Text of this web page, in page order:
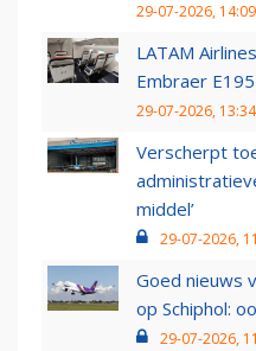
29-07-2026, 14:09
LATAM
Embraer
29-07-2026, 13:34
Verscherpt
middel’
29-07-2026,
Goed nieuws
op Schiphol:
29-07-2026,